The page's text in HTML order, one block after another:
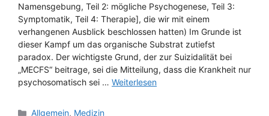
Namensgebung, Teil 2: mögliche Psychogenese, Teil 3:
Symptomatik, Teil 4: Therapie], die wir mit einem
verhangenen Ausblick beschlossen hatten) Im Grunde ist
dieser Kampf um das organische Substrat zutiefst
paradox. Der wichtigste Grund, der zur Suizidalität bei
„MECFS“ beitrage, sei die Mitteilung, dass die Krankheit nur
psychosomatisch sei … Weiterlesen
Kategorien
Allgemein, Medizin